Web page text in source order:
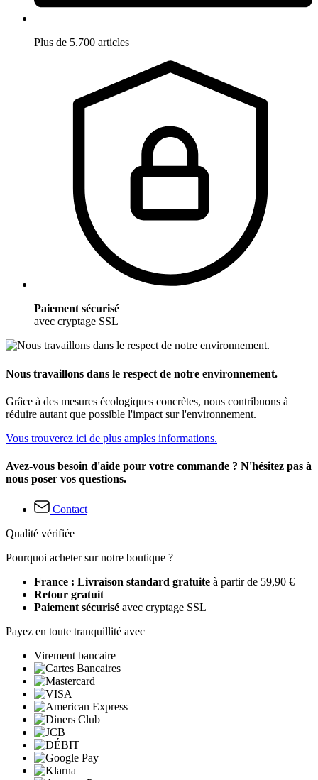
Plus de 5.700 articles
Paiement sécurisé
avec cryptage SSL
Nous travaillons dans le respect de notre environnement.
Grâce à des mesures écologiques concrètes, nous contribuons à
réduire autant que possible l'impact sur l'environnement.
Vous trouverez ici de plus amples informations.
Avez-vous besoin d'aide pour votre commande ? N'hésitez pas à
nous poser vos questions.
Contact
Qualité vérifiée
Pourquoi acheter sur notre boutique ?
France : Livraison standard gratuite à partir de 59,90 €
Retour gratuit
Paiement sécurisé avec cryptage SSL
Payez en toute tranquillité avec
Virement bancaire